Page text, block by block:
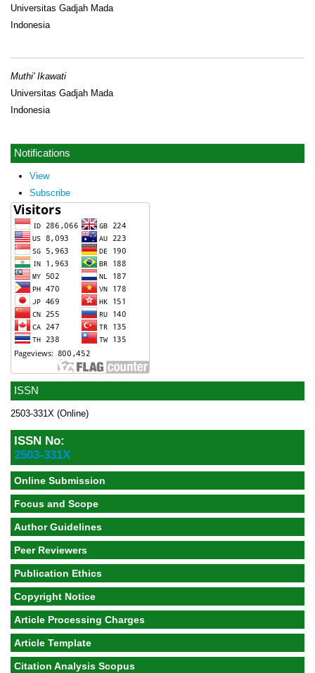
ISSN
2503-331X (Online)
ISSN No:
2503-331X
Online Submission
Focus and Scope
Author Guidelines
Peer Reviewers
Publication Ethics
Copyright Notice
Article Processing Charges
Article Template
Citation Analysis Scopus
Universitas Gadjah Mada
Indonesia
Muthi' Ikawati
Universitas Gadjah Mada
Indonesia
Notifications
View
Subscribe